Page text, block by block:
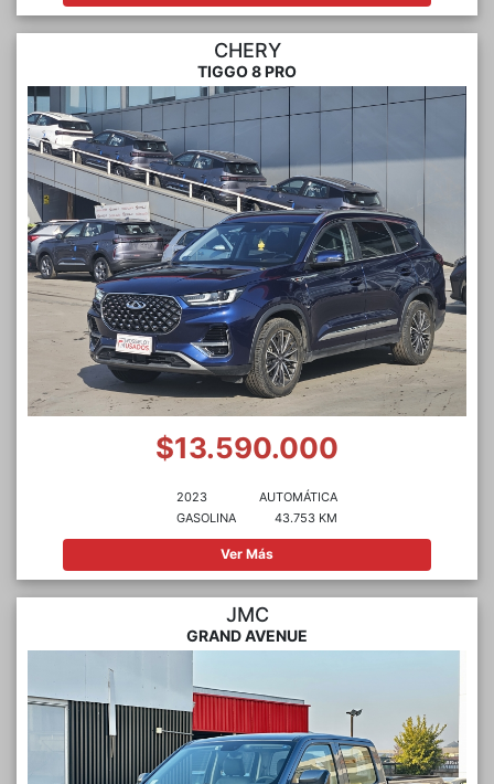
CHERY
TIGGO 8 PRO
$13.590.000
2023
GASOLINA
AUTOMÁTICA
43.753 KM
Ver Más
JMC
GRAND AVENUE